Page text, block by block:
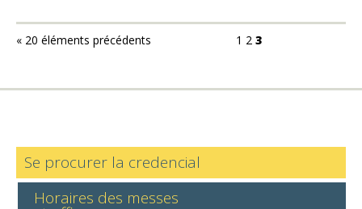
« 20 éléments précédents 1 2 3
Se procurer la credencial
Horaires des messes